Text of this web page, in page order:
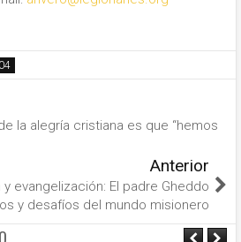
la alegría cristiana es que “hemos
Anterior
y evangelización: El padre Gheddo
y desafíos del mundo misionero